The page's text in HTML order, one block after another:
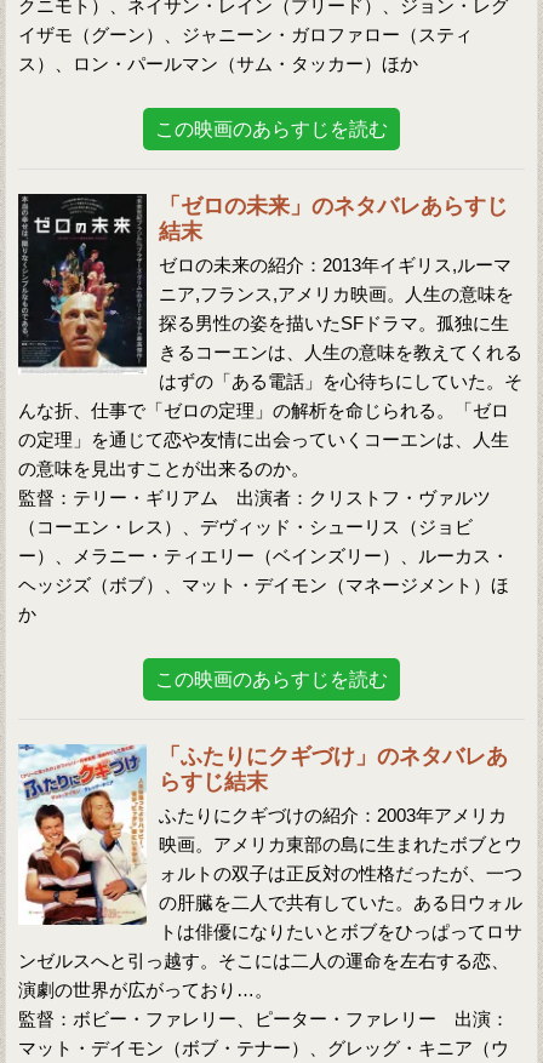
クニモト）、ネイサン・レイン（プリード）、ジョン・レグ
イザモ（グーン）、ジャニーン・ガロファロー（スティ
ス）、ロン・パールマン（サム・タッカー）ほか
この映画のあらすじを読む
「ゼロの未来」のネタバレあらすじ
結末
ゼロの未来の紹介：2013年イギリス,ルーマ
ニア,フランス,アメリカ映画。人生の意味を
探る男性の姿を描いたSFドラマ。孤独に生
きるコーエンは、人生の意味を教えてくれる
はずの「ある電話」を心待ちにしていた。そ
んな折、仕事で「ゼロの定理」の解析を命じられる。「ゼロ
の定理」を通じて恋や友情に出会っていくコーエンは、人生
の意味を見出すことが出来るのか。
監督：テリー・ギリアム 出演者：クリストフ・ヴァルツ
（コーエン・レス）、デヴィッド・シューリス（ジョビ
ー）、メラニー・ティエリー（ベインズリー）、ルーカス・
ヘッジズ（ボブ）、マット・デイモン（マネージメント）ほ
か
この映画のあらすじを読む
「ふたりにクギづけ」のネタバレあ
らすじ結末
ふたりにクギづけの紹介：2003年アメリカ
映画。アメリカ東部の島に生まれたボブとウ
ォルトの双子は正反対の性格だったが、一つ
の肝臓を二人で共有していた。ある日ウォル
トは俳優になりたいとボブをひっぱってロサ
ンゼルスへと引っ越す。そこには二人の運命を左右する恋、
演劇の世界が広がっており…。
監督：ボビー・ファレリー、ピーター・ファレリー 出演：
マット・デイモン（ボブ・テナー）、グレッグ・キニア（ウ